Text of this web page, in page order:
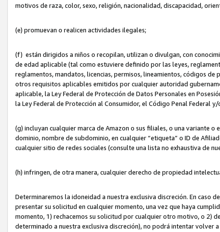
motivos de raza, color, sexo, religión, nacionalidad, discapacidad,
(e) promuevan o realicen actividades ilegales;
(f) están dirigidos a niños o recopilan, utilizan o divulgan, con
de edad aplicable (tal como estuviere definido por las leyes,
reglamentos, mandatos, licencias, permisos, lineamientos, códigos
otros requisitos aplicables emitidos por cualquier autoridad
aplicable, la Ley Federal de Protección de Datos Personales en
la Ley Federal de Protección al Consumidor, el Código Penal Federal
(g) incluyan cualquier marca de Amazon o sus filiales, o una variante
dominio, nombre de subdominio, en cualquier “etiqueta” o ID de
cualquier sitio de redes sociales (consulte una lista no exhaustiva de
(h) infringen, de otra manera, cualquier derecho de propiedad
Determinaremos la idoneidad a nuestra exclusiva discreción. En caso
presentar su solicitud en cualquier momento, una vez que haya
momento, 1) rechacemos su solicitud por cualquier otro motivo, o 2)
determinado a nuestra exclusiva discreción), no podrá intentar volver